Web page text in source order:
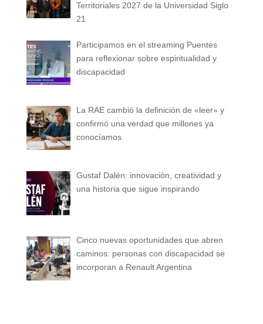
Territoriales 2027 de la Universidad Siglo
21
Participamos en el streaming Puentes
para reflexionar sobre espiritualidad y
discapacidad
La RAE cambió la definición de «leer» y
confirmó una verdad que millones ya
conocíamos
Gustaf Dalén: innovación, creatividad y
una historia que sigue inspirando
Cinco nuevas oportunidades que abren
caminos: personas con discapacidad se
incorporan a Renault Argentina